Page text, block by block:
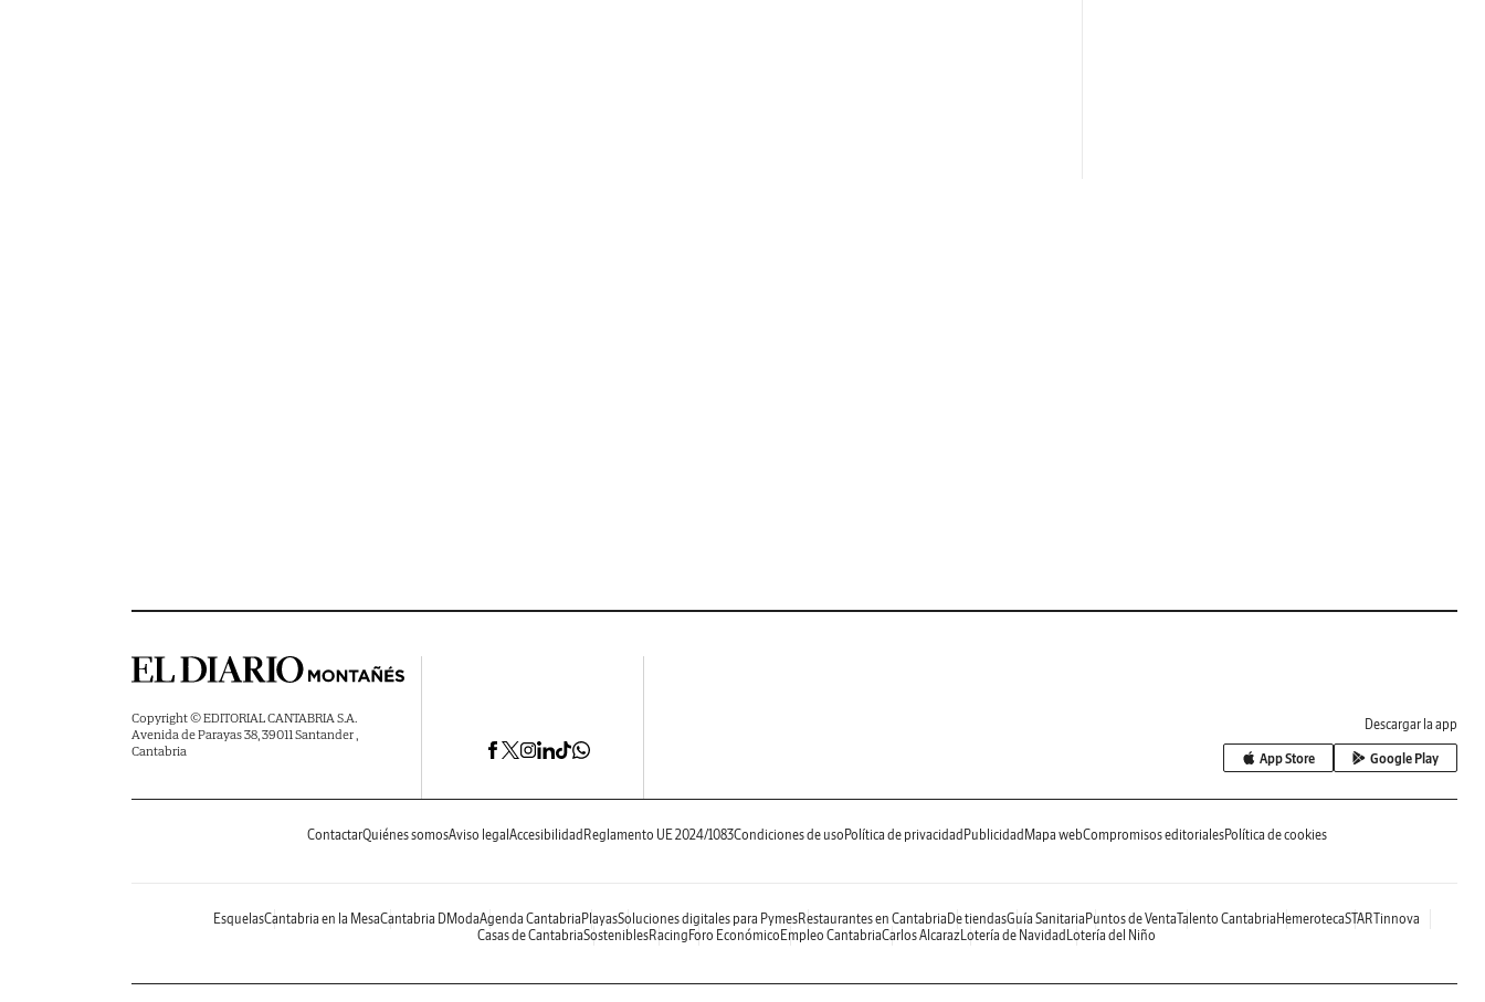
Copyright © EDITORIAL CANTABRIA S.A.
Avenida de Parayas 38, 39011 Santander ,
Cantabria
Descargar la app
App Store Google Play
ContactarQuiénes somosAviso legal Accesibilidad Reglamento UE 2024/1083Condiciones de uso Política de privacidad Publicidad Mapa webCompromisos editorialesPolítica de cookies
EsquelasCantabria en la MesaCantabria DModaAgenda Cantabria PlayasSoluciones digitales para PymesRestaurantes en Cantabria De tiendasGuía Sanitaria Puntos de VentaTalento Cantabria HemerotecaSTARTinnova
Casas de CantabriaSosteniblesRacing Foro Económico Empleo CantabriaCarlos AlcarazLotería de Navidad Lotería del Niño